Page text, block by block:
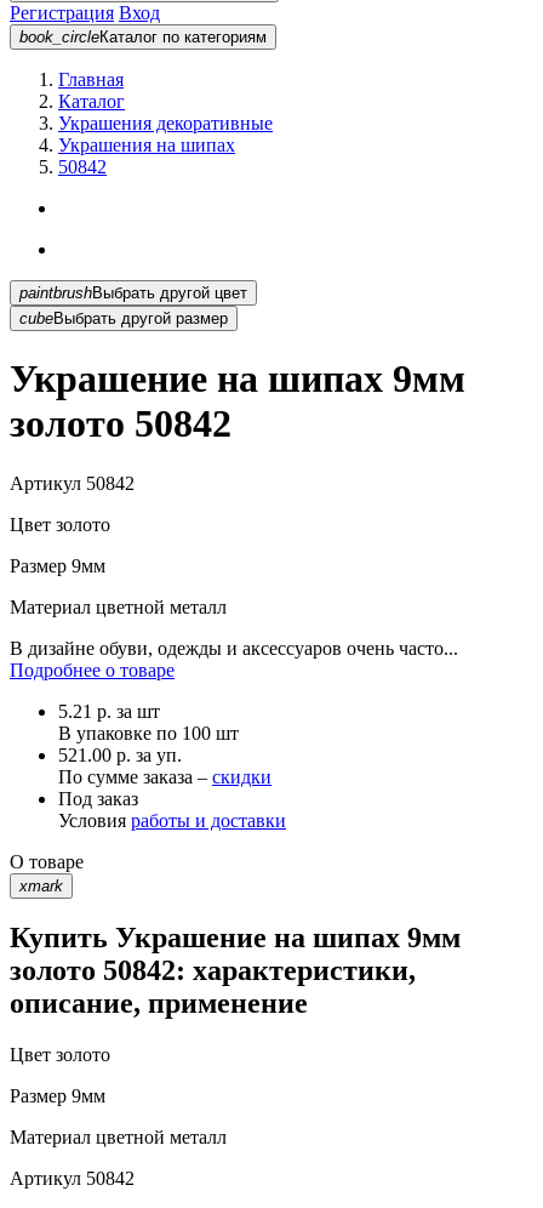
Регистрация Вход
book_circleКаталог по категориям
Главная
Каталог
Украшения декоративные
Украшения на шипах
50842
paintbrush
Выбрать другой цвет
cubeВыбрать другой размер
Украшение на шипах 9мм
золото 50842
Артикул 50842
Цвет золото
Размер 9мм
Материал цветной металл
В дизайне обуви, одежды и аксессуаров очень часто...
Подробнее о товаре
5.21 р. за шт
В упаковке по 100 шт
521.00 р. за уп.
По сумме заказа – скидки
Под заказ
Условия работы и доставки
О товаре
xmark
Купить Украшение на шипах 9мм
золото 50842: характеристики,
описание, применение
Цвет золото
Размер 9мм
Материал цветной металл
Артикул 50842